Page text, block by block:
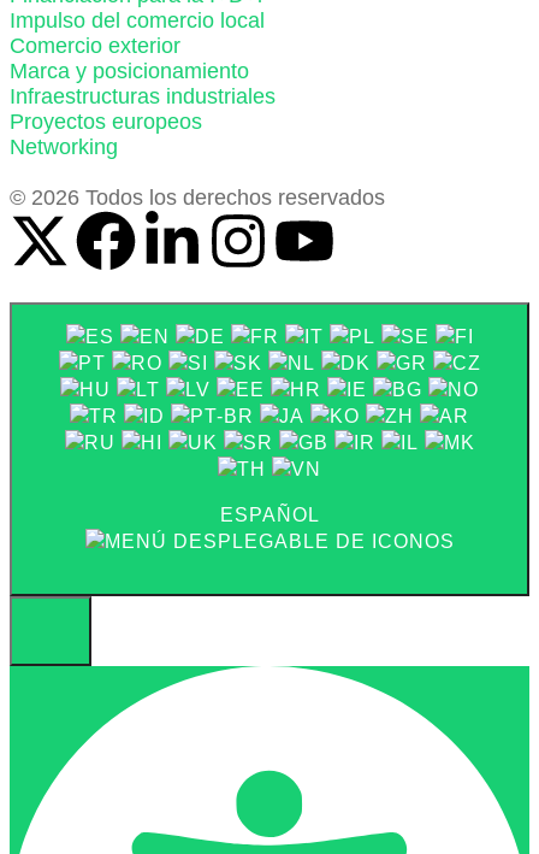
Impulso del comercio local
Comercio exterior
Marca y posicionamiento
Infraestructuras industriales
Proyectos europeos
Networking
© 2026 Todos los derechos reservados
ESPAÑOL